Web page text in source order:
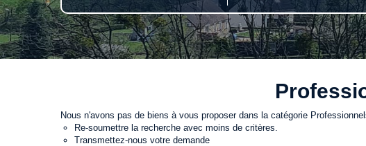
Nous n'avons pas de biens à vous proposer dans la catégorie
Re-soumettre la recherche avec moins de critères.
Transmettez-nous votre demande